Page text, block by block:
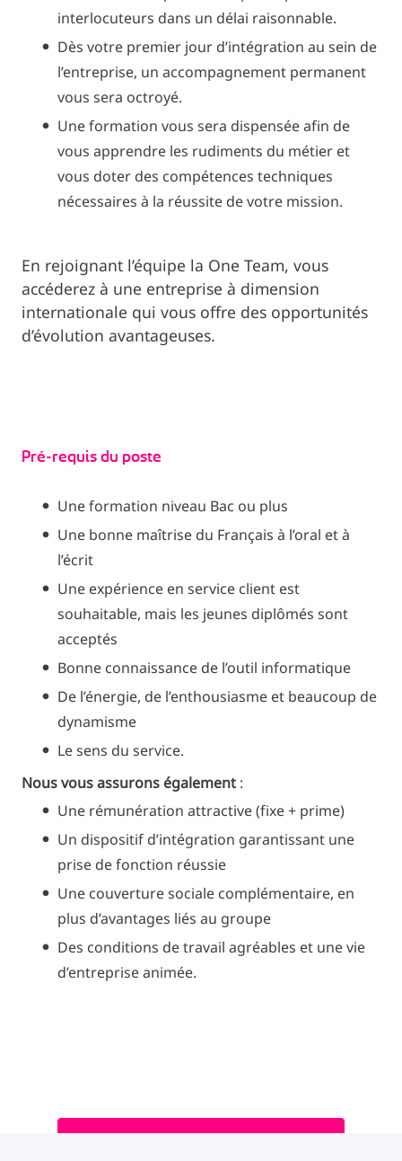
interlocuteurs dans un délai raisonnable.
Dès votre premier jour d’intégration au sein de
l’entreprise, un accompagnement permanent
vous sera octroyé.
Une formation vous sera dispensée afin de
vous apprendre les rudiments du métier et
vous doter des compétences techniques
nécessaires à la réussite de votre mission.
En rejoignant l’équipe la One Team, vous
accéderez à une entreprise à dimension
internationale qui vous offre des opportunités
d’évolution avantageuses.
Pré-requis du poste
Une formation niveau Bac ou plus
Une bonne maîtrise du Français à l’oral et à
l’écrit
Une expérience en service client est
souhaitable, mais les jeunes diplômés sont
acceptés
Bonne connaissance de l’outil informatique
De l’énergie, de l’enthousiasme et beaucoup de
dynamisme
Le sens du service.
Nous vous assurons également :
Une rémunération attractive (fixe + prime)
Un dispositif d’intégration garantissant une
prise de fonction réussie
Une couverture sociale complémentaire, en
plus d’avantages liés au groupe
Des conditions de travail agréables et une vie
d’entreprise animée.